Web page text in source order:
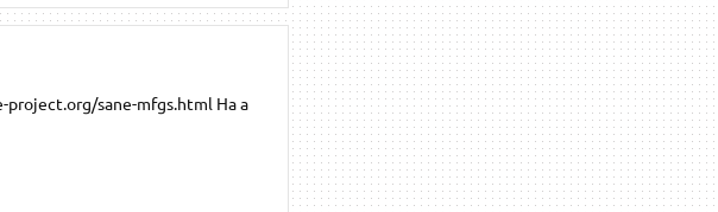
sane-mfgs.html Ha a